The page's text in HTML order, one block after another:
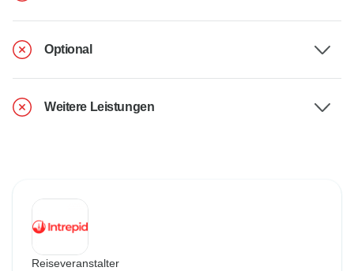
Optional
Weitere Leistungen
Reiseveranstalter